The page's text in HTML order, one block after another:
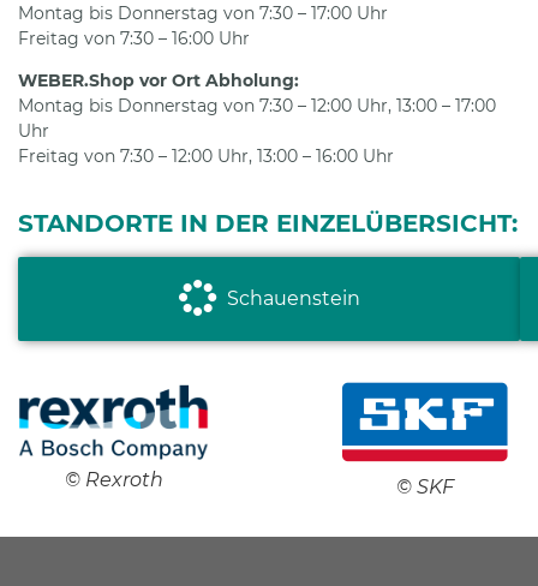
Montag bis Donnerstag von 7:30 – 17:00 Uhr
Freitag von 7:30 – 16:00 Uhr
WEBER.Shop vor Ort Abholung:
Montag bis Donnerstag von 7:30 – 12:00 Uhr, 13:00 – 17:00
Uhr
Freitag von 7:30 – 12:00 Uhr, 13:00 – 16:00 Uhr
STANDORTE IN DER EINZELÜBERSICHT:
Schauenstein
© Rexroth © SKF